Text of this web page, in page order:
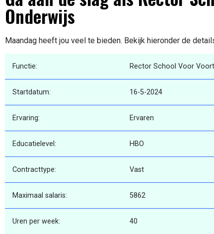
Onderwijs
Maandag heeft jou veel te bieden. Bekijk hieronder de
Functie: Rector School Voor
Startdatum: 16-5-2024
Ervaring: Ervaren
Educatielevel: HBO
Contracttype: Vast
Maximaal salaris: 5862
Uren per week: 40